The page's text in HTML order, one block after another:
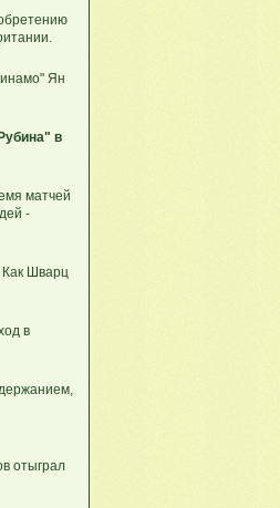
Ян
в
матчей
-
Шварц
в
отыграл